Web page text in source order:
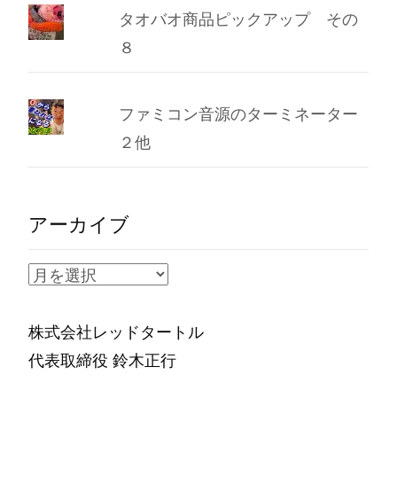
タオバオ商品ピックアップ その
８
ファミコン音源のターミネーター
２他
アーカイブ
ア
カ
イ
株式会社レッドタートル
代表取締役 鈴木正行